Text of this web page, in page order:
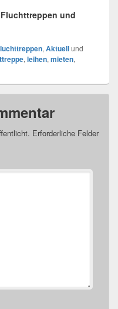
und
, Aktuellund
, leihen, mieten,
Erforderliche Felder